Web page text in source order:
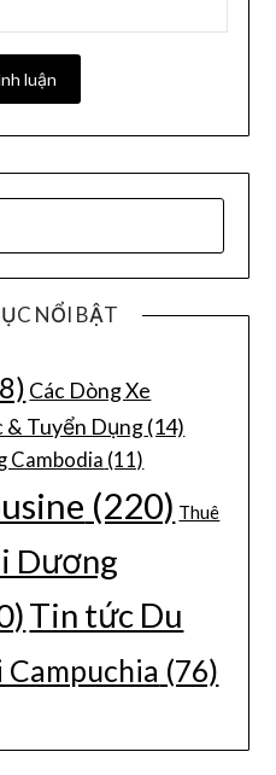
NỔI BẬT
Các Dòng Xe
& Tuyển Dụng(14)
Cambodia (11)
(220) Thuê
Dương
Tin tức Du
Campuchia (76)